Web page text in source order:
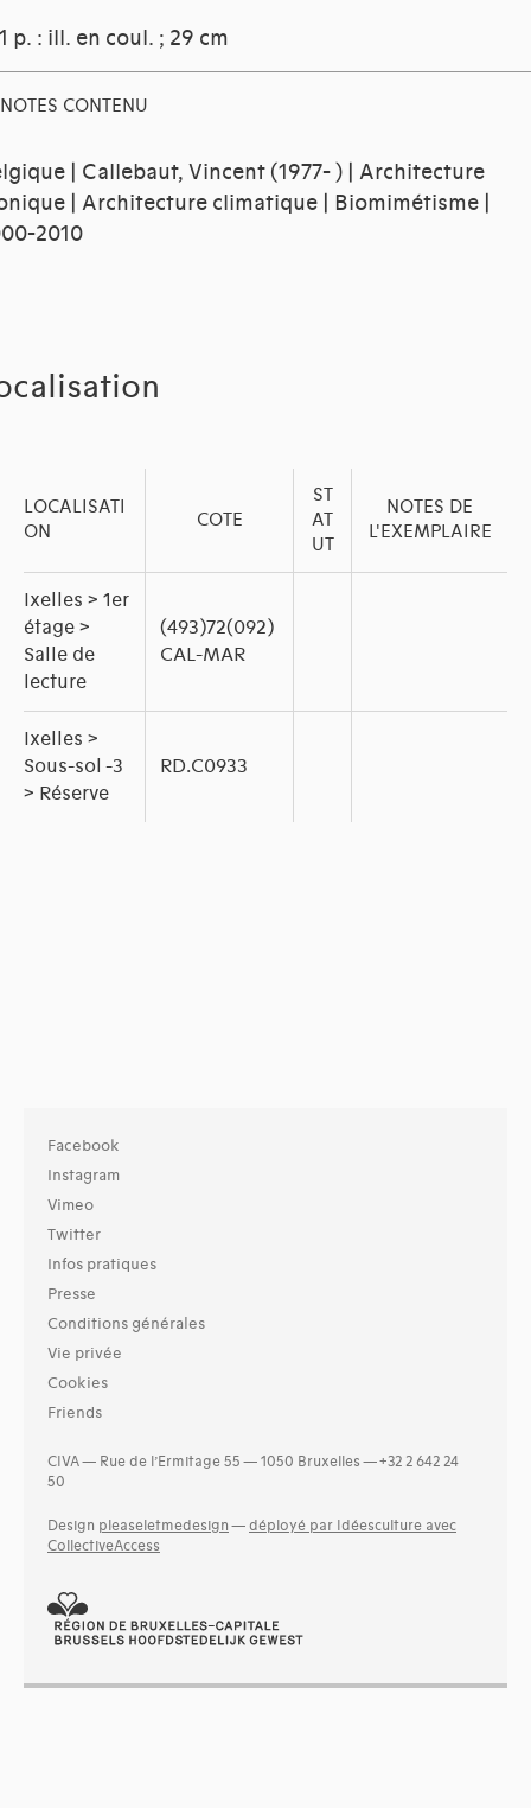
p. : ill. en coul. ; 29 cm
NOTES CONTENU
| Callebaut, Vincent (1977- ) | Architecture
| Architecture climatique | Biomimétisme |
2010
LOCALISATI
ON
COTE
ST
AT
UT
NOTES DE
L'EXEMPLAIRE
Ixelles > 1er
étage >
Salle de
lecture
(493)72(092)
CAL-MAR
Ixelles >
Sous-sol -3
> Réserve
RD.C0933
Facebook
Instagram
Vimeo
Twitter
Infos pratiques
Presse
Conditions générales
Vie privée
Cookies
Friends
CIVA — Rue de l’Ermitage 55 — 1050 Bruxelles — +32 2 642 24
50
Design pleaseletmedesign — déployé par Idéesculture avec
CollectiveAccess